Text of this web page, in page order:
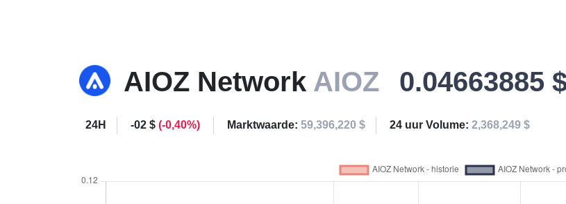
AIOZ Network AIOZ 0.04663885
24H -02 $ (-0,40%) Marktwaarde: 59,396,220 $ 24 uur Volume: 2,368,249 $